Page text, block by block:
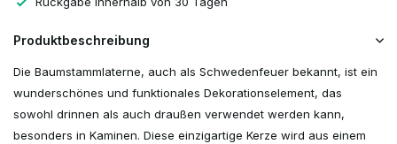
Produktbeschreibung
Die Baumstammlaterne, auch als Schwedenfeuer bekannt, ist ein
wunderschönes und funktionales Dekorationselement, das
sowohl drinnen als auch draußen verwendet werden kann,
besonders in Kaminen. Diese einzigartige Kerze wird aus einem